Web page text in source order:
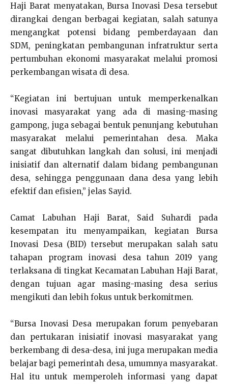
Haji Barat menyatakan, Bursa Inovasi Desa tersebut
dirangkai dengan berbagai kegiatan, salah satunya
mengangkat potensi bidang pemberdayaan dan
SDM, peningkatan pembangunan infratruktur serta
pertumbuhan ekonomi masyarakat melalui promosi
perkembangan wisata di desa.
“Kegiatan ini bertujuan untuk memperkenalkan
inovasi masyarakat yang ada di masing-masing
gampong, juga sebagai bentuk penunjang kebutuhan
masyarakat melalui pemerintahan desa. Maka
sangat dibutuhkan langkah dan solusi, ini menjadi
inisiatif dan alternatif dalam bidang pembangunan
desa, sehingga penggunaan dana desa yang lebih
efektif dan efisien,” jelas Sayid.
Camat Labuhan Haji Barat, Said Suhardi pada
kesempatan itu menyampaikan, kegiatan Bursa
Inovasi Desa (BID) tersebut merupakan salah satu
tahapan program inovasi desa tahun 2019 yang
terlaksana di tingkat Kecamatan Labuhan Haji Barat,
dengan tujuan agar masing-masing desa serius
mengikuti dan lebih fokus untuk berkomitmen.
“Bursa Inovasi Desa merupakan forum penyebaran
dan pertukaran inisiatif inovasi masyarakat yang
berkembang di desa-desa, ini juga merupakan media
belajar bagi pemerintah desa, umumnya masyarakat.
Hal itu untuk memperoleh informasi yang dapat